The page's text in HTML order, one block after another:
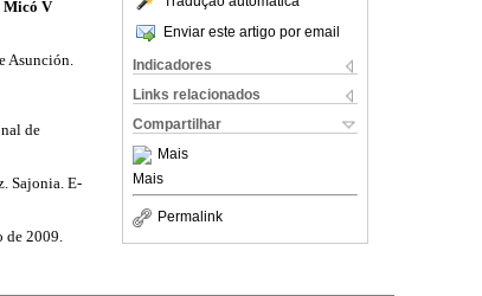
Enviar este artigo por email
Indicadores
Links relacionados
Compartilhar
Mais
Mais
Permalink
Micó V
Asunción.
de
Sajonia. E-
2009.